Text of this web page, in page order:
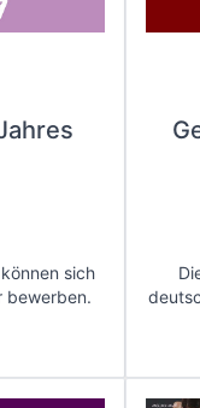
sich
bewerben.